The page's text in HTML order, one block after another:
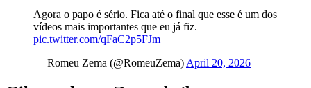
Agora o papo é sério. Fica até o final que esse é um dos
vídeos mais importantes que eu já fiz.
pic.twitter.com/qFaC2p5FJm
— Romeu Zema (@RomeuZema) April 20, 2026